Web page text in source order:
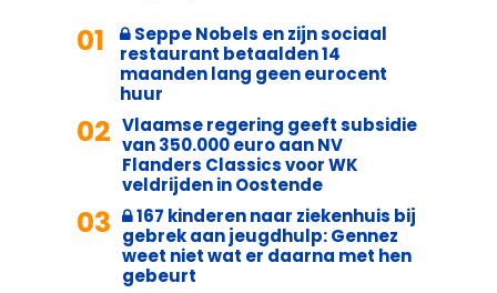
01
Seppe Nobels en zijn sociaal
restaurant betaalden 14
maanden lang geen eurocent
huur
02 Vlaamse regering geeft subsidie
van 350.000 euro aan NV
Flanders Classics voor WK
veldrijden in Oostende
03
167 kinderen naar ziekenhuis bij
gebrek aan jeugdhulp: Gennez
weet niet wat er daarna met hen
gebeurt